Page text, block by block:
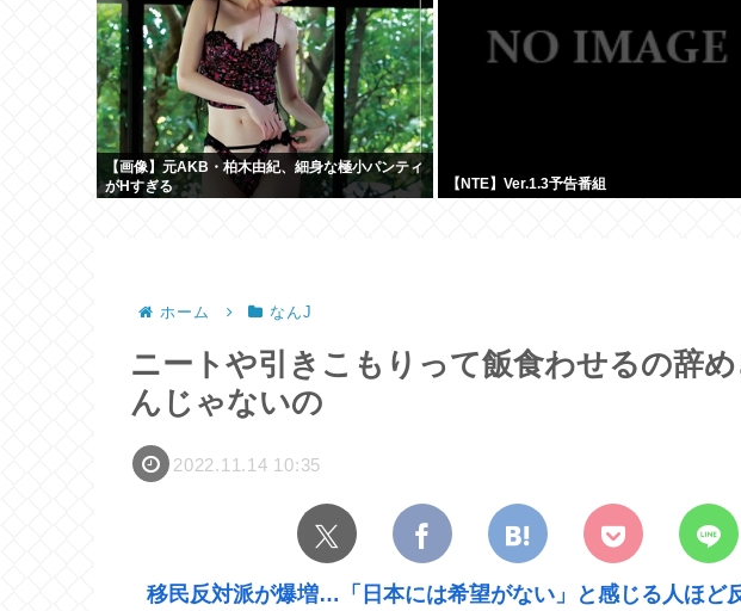
【画像】元AKB・柏木由紀、細身な極小パンティ
がHすぎる
【NTE】Ver.1.3予告番組
ホーム なんJ
ニートや引きこもりって飯食わせるの辞
んじゃないの
2022.11.14 10:35
移民反対派が爆増…「日本には希望がない」と感じる人ほど